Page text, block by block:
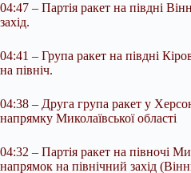
04:47 – Партія ракет на півдні
захід.
04:41 – Група ракет на півдні
на північ.
04:38 – Друга група ракет у
напрямку Миколаївської області
04:32 – Партія ракет на півночі
напрямок на північний захід